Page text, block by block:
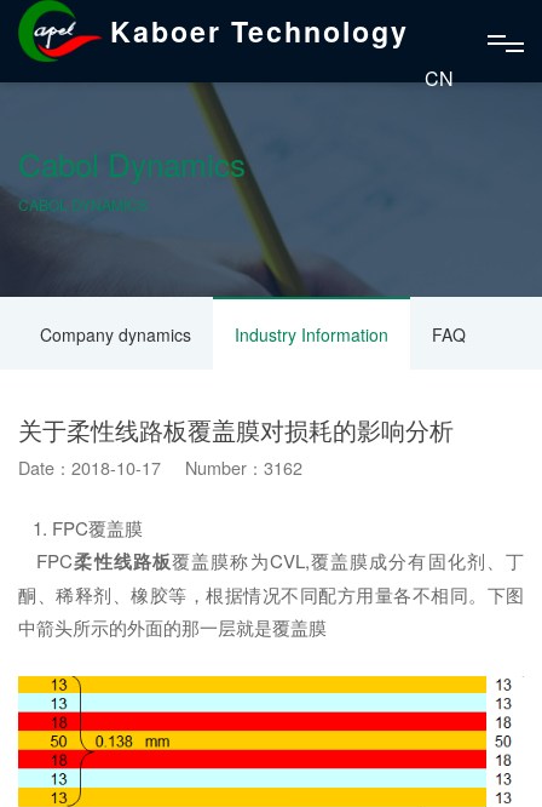
Kaboer Technology
CN
Cabol Dynamics
CABOL DYNAMICS
Company dynamics Industry Information FAQ
关于柔性线路板覆盖膜对损耗的影响分析
Date：2018-10-17 Number：3162
1. FPC覆盖膜
FPC柔性线路板覆盖膜称为CVL,覆盖膜成分有固化剂、丁
酮、稀释剂、橡胶等，根据情况不同配方用量各不相同。下图
中箭头所示的外面的那一层就是覆盖膜